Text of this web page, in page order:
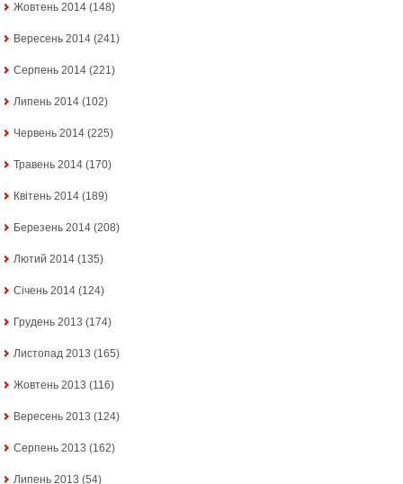
Жовтень 2014 (148)
Вересень 2014 (241)
Серпень 2014 (221)
Липень 2014 (102)
Червень 2014 (225)
Травень 2014 (170)
Квітень 2014 (189)
Березень 2014 (208)
Лютий 2014 (135)
Січень 2014 (124)
Грудень 2013 (174)
Листопад 2013 (165)
Жовтень 2013 (116)
Вересень 2013 (124)
Серпень 2013 (162)
Липень 2013 (54)